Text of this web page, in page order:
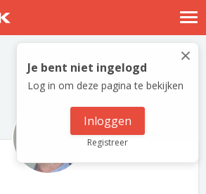
Nostalgische verhalen
Log in
Meld je gratis aan
×
Je bent niet ingelogd
Log in om deze pagina te bekijken
Inloggen
Registreer